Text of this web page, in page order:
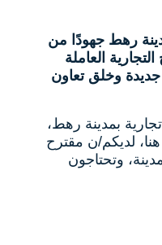
رهط جهودًا من
العاملة
جديدة وخلق تعاون
بمدينة رهط،
لديكم/ن مقترح
وتحتاجون